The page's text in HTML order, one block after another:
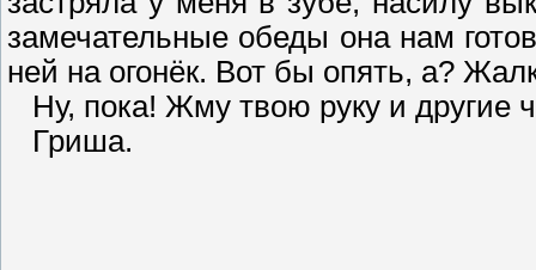
замечательные обеды она нам
ней на огонёк. Вот бы опять, а?
Ну, пока! Жму твою руку и другие
Гриша.